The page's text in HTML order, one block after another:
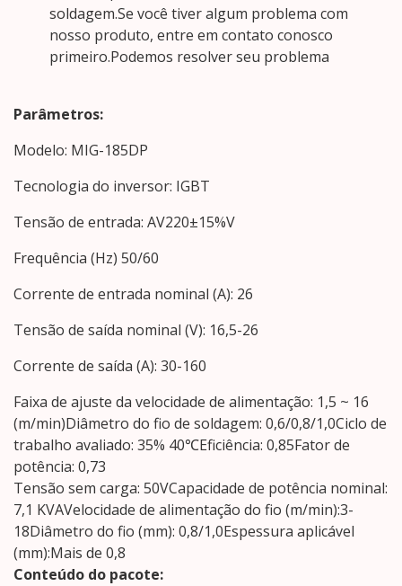
soldagem.Se você tiver algum problema com
nosso produto, entre em contato conosco
primeiro.Podemos resolver seu problema
Parâmetros:
Modelo: MIG-185DP
Tecnologia do inversor: IGBT
Tensão de entrada: AV220±15%V
Frequência (Hz) 50/60
Corrente de entrada nominal (A): 26
Tensão de saída nominal (V): 16,5-26
Corrente de saída (A): 30-160
Faixa de ajuste da velocidade de alimentação: 1,5 ~ 16
(m/min)Diâmetro do fio de soldagem: 0,6/0,8/1,0Ciclo de
trabalho avaliado: 35% 40℃Eficiência: 0,85Fator de
potência: 0,73
Tensão sem carga: 50VCapacidade de potência nominal:
7,1 KVAVelocidade de alimentação do fio (m/min):3-
18Diâmetro do fio (mm): 0,8/1,0Espessura aplicável
(mm):Mais de 0,8
Conteúdo do pacote: